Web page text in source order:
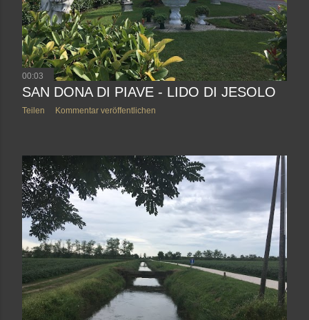
00:03
SAN DONA DI PIAVE - LIDO DI JESOLO
Teilen Kommentar veröffentlichen